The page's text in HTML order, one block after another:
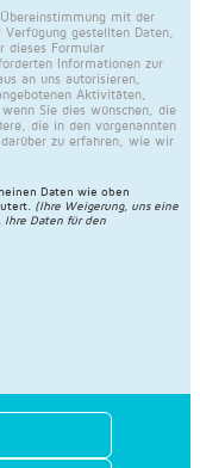
mit der
Verfügung gestellten Daten,
dieses Formular
Informationen zur
an uns autorisieren,
Aktivitäten,
Sie dies wünschen, die
die in den vorgenannten
zu erfahren, wie wir
Daten wie oben
. (Ihre Weigerung, uns eine
Daten für den